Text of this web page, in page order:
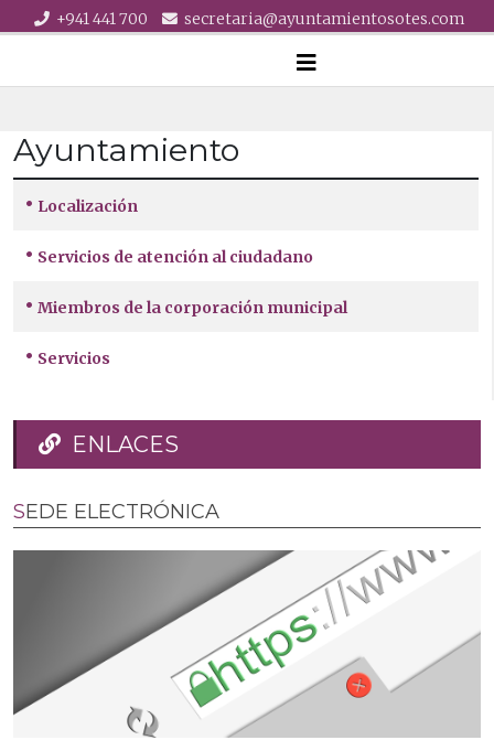
+941 441 700 secretaria@ayuntamientosotes.com
Ayuntamiento
Título
Localización
Servicios de atención al ciudadano
Miembros de la corporación municipal
Servicios
ENLACES
SEDE ELECTRÓNICA